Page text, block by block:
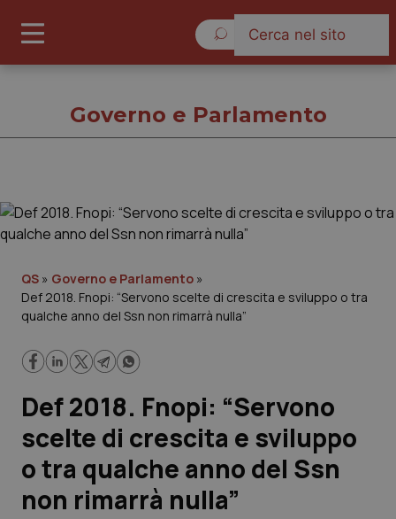
Governo e Parlamento
Regioni e Asl
Lavoro e Professioni
Scienza e Farmaci
Studi e Analisi
Governo e Parlamento
QS » Governo e Parlamento »
Def 2018. Fnopi: “Servono scelte di crescita e sviluppo o tra
qualche anno del Ssn non rimarrà nulla”
Def 2018. Fnopi: “Servono
scelte di crescita e sviluppo
o tra qualche anno del Ssn
non rimarrà nulla”